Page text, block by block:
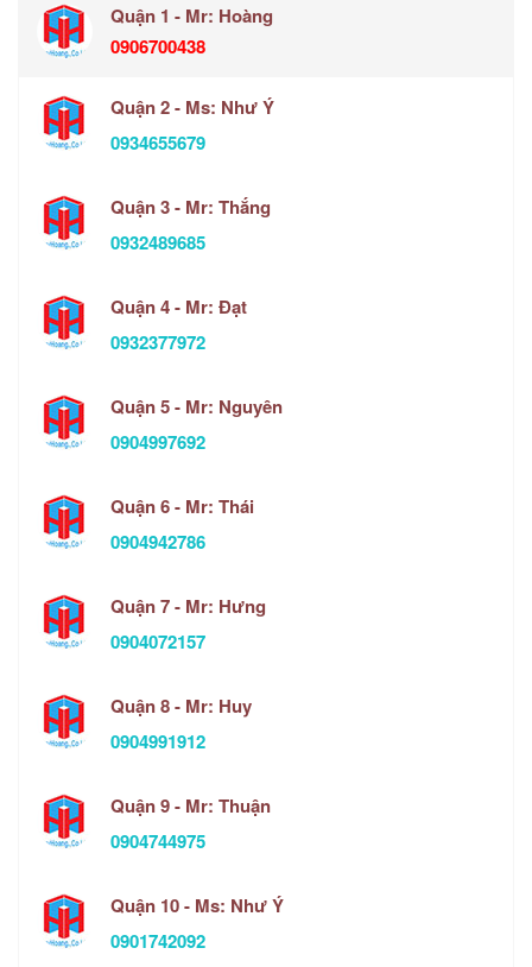
Quận 1 - Mr: Hoàng
0906700438
Quận 2 - Ms: Như Ý
0934655679
Quận 3 - Mr: Thắng
0932489685
Quận 4 - Mr: Đạt
0932377972
Quận 5 - Mr: Nguyên
0904997692
Quận 6 - Mr: Thái
0904942786
Quận 7 - Mr: Hưng
0904072157
Quận 8 - Mr: Huy
0904991912
Quận 9 - Mr: Thuận
0904744975
Quận 10 - Ms: Như Ý
0901742092